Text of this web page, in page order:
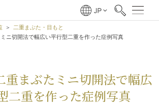
二重まぶた・目もと
ニ切開法で幅広い平行型二重を作った症例写真
重まぶたミニ切開法で幅広
二重を作った症例写真